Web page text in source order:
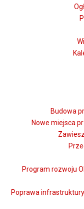
Budowa
Nowe miejsca
Program rozwoju
Poprawa